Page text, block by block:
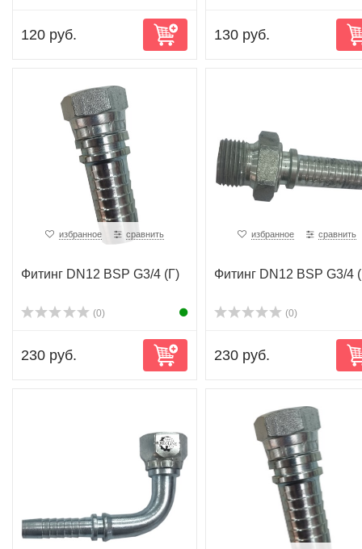
120 руб. 130 руб.
избранное сравнить
Фитинг DN12 BSP G3/4 (Г)
(0)
230 руб.
избранное сравнить
Фитинг DN12 BSP G3/4
(0)
230 руб.